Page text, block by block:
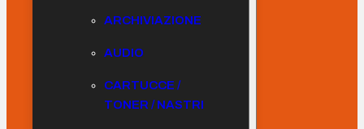
ARCHIVIAZIONE
AUDIO
CARTUCCE /
TONER / NASTRI